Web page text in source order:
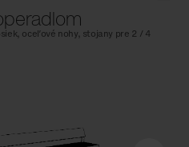
oceľové nohy, stojany pre 2 / 4